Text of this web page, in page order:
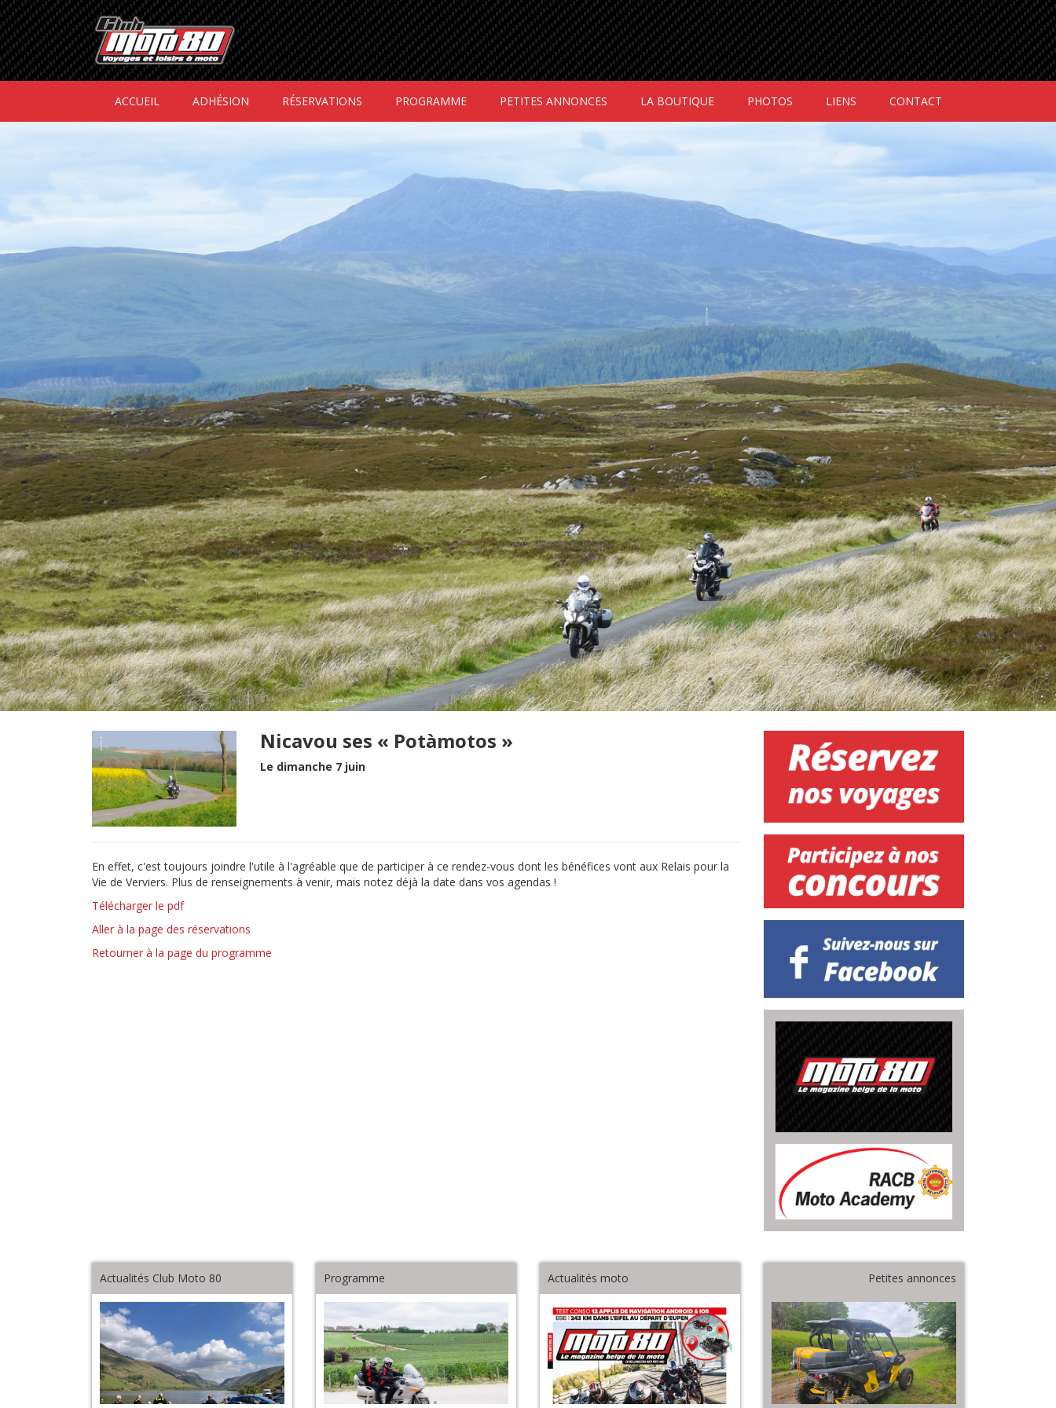
ACCUEIL ADHÉSION RÉSERVATIONS PROGRAMME PETITES ANNONCES LA BOUTIQUE PHOTOS LIENS CONTACT
Nicavou ses « Potàmotos »
Le dimanche 7 juin
En effet, c'est toujours joindre l'utile à l'agréable que de participer à ce rendez-vous dont les bénéfices vont aux Relais pour la
Vie de Verviers. Plus de renseignements à venir, mais notez déjà la date dans vos agendas !
Télécharger le pdf
Aller à la page des réservations
Retourner à la page du programme
Actualités Club Moto 80 Programme Actualités moto Petites annonces